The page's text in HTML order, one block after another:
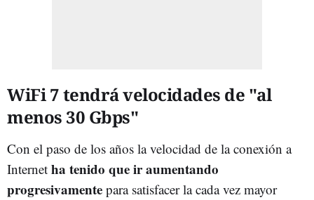
WiFi 7 tendrá velocidades de "al
menos 30 Gbps"
Con el paso de los años la velocidad de la conexión a
Internet ha tenido que ir aumentando
progresivamente para satisfacer la cada vez mayor